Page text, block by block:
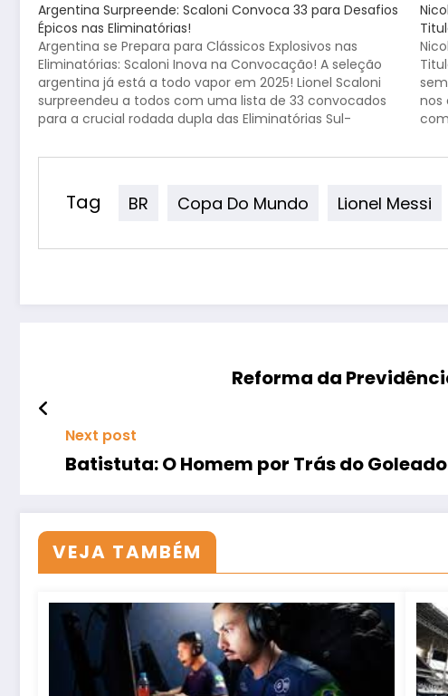
Argentina Surpreende: Scaloni Convoca 33 para Desafios
Épicos nas Eliminatórias!
Argentina se Prepara para Clássicos Explosivos nas
Eliminatórias: Scaloni Inova na Convocação! A seleção
argentina já está a todo vapor em 2025! Lionel Scaloni
surpreendeu a todos com uma lista de 33 convocados
para a crucial rodada dupla das Eliminatórias Sul-
clássicos continentais de…
nos
Tag BR Copa Do Mundo Lionel Messi
Reforma da
Next post
Batistuta: O Homem por Trás do
VEJA TAMBÉM